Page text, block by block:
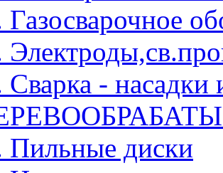
Газосварочное
Сварка -
Пильные диски